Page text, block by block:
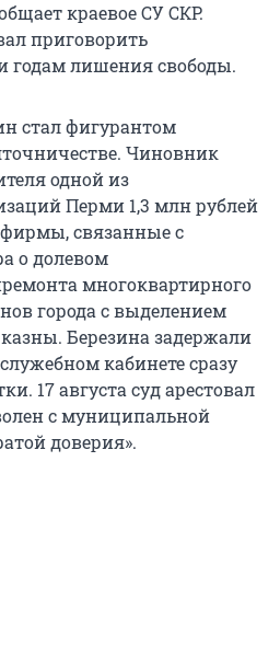
краевое СУ СКР.
приговорить
годам лишения свободы.
стал фигурантом
Чиновник
одной из
Перми 1,3 млн рублей
фирмы, связанные с
о долевом
многоквартирного
города с выделением
казны. Березина задержали
служебном кабинете сразу
17 августа суд арестовал
с муниципальной
доверия».